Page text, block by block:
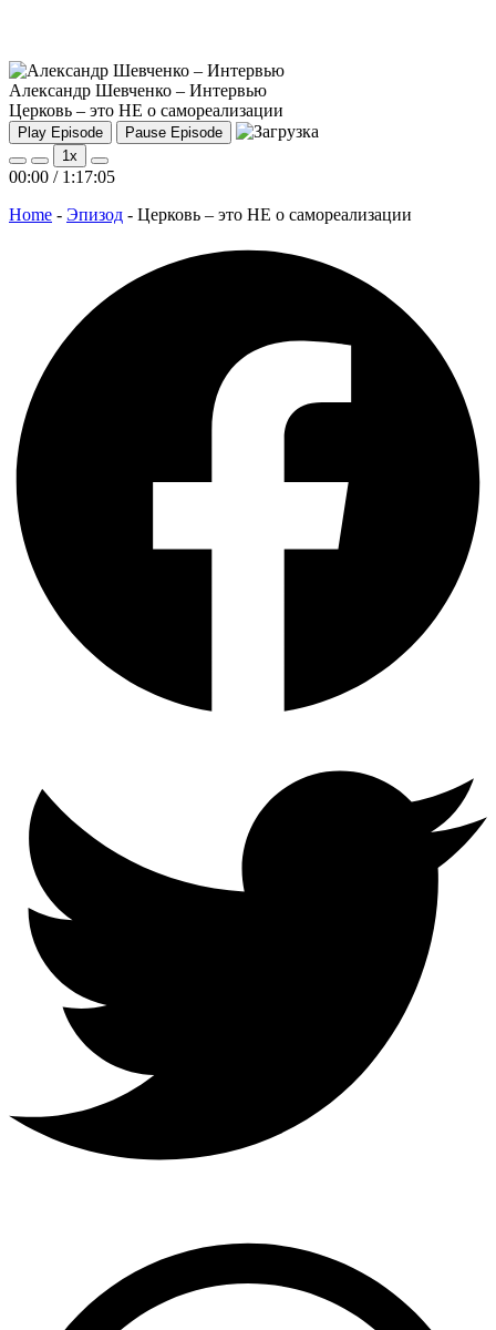
Александр Шевченко – Интервью
Церковь – это НЕ о самореализации
Play Episode
Pause Episode
1x
00:00 / 1:17:05
Home - Эпизод - Церковь – это НЕ о самореализации